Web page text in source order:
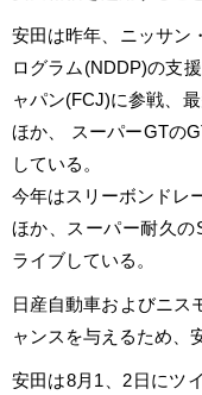
安田は昨年、ニッサン
ログラム(NDDP)の支
ャパン(FCJ)に参戦、
ほか、 スーパーGTの
している。
今年はスリーボンドレ
ほか、スーパー耐久
ライブしている。
日産自動車およびニス
ャンスを与えるため、
安田は8月1、2日にツ